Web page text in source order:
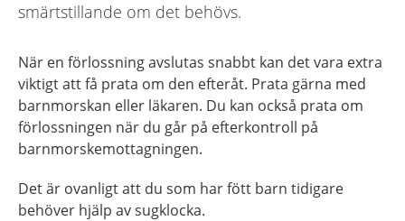
smärtstillande om det behövs.
När en förlossning avslutas snabbt kan det vara extra
viktigt att få prata om den efteråt. Prata gärna med
barnmorskan eller läkaren. Du kan också prata om
förlossningen när du går på efterkontroll på
barnmorskemottagningen.
Det är ovanligt att du som har fött barn tidigare
behöver hjälp av sugklocka.